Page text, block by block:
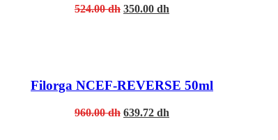
524.00dh Original
350.00 dh
Filorga NCEF-REVERSE 50ml
960.00dh Original
639.72 dh